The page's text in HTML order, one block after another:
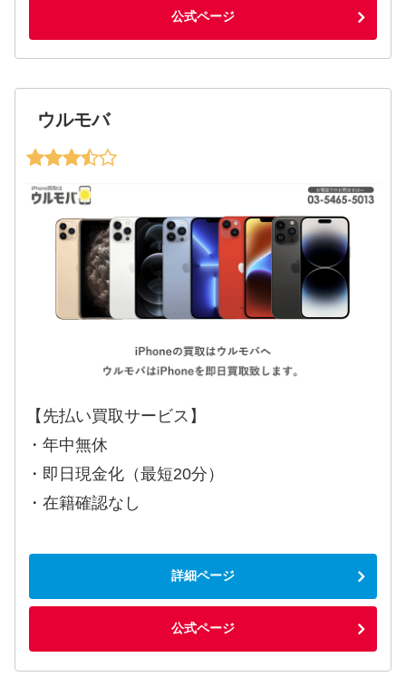
公式ページ
ウルモバ
【先払い買取サービス】
・年中無休
・即日現金化（最短20分）
・在籍確認なし
詳細ページ
公式ページ